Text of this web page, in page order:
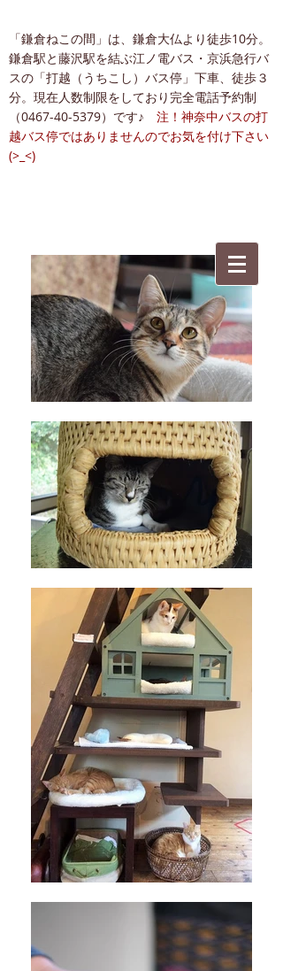
「鎌倉ねこの間」は、鎌倉大仏より徒歩10分。
鎌倉駅と藤沢駅を結ぶ江ノ電バス・京浜急行バ
スの「打越（うちこし）バス停」下車、徒歩３
分。現在人数制限をしており完全電話予約制
（0467-40-5379）です♪ 注！神奈中バスの打
越バス停ではありませんのでお気を付け下さい
(>_<)